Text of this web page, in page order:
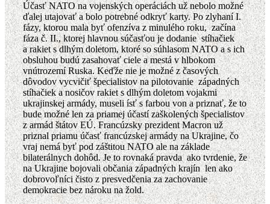
Účasť NATO na vojenských operáciách už nebolo možné
ďalej utajovať a bolo potrebné odkryť karty. Po zlyhaní I.
fázy, ktorou mala byť ofenzíva z minulého roku, začína
fáza č. II., ktorej hlavnou súčasťou je dodanie stíhačiek
a rakiet s dlhým doletom, ktoré so súhlasom NATO a s ich
obsluhou budú zasahovať ciele a mestá v hlbokom
vnútrozemí Ruska. Keďže nie je možné z časových
dôvodov vycvičiť špecialistov na pilotovanie západných
stíhačiek a nosičov rakiet s dlhým doletom vojakmi
ukrajinskej armády, museli ísť s farbou von a priznať, že to
bude možné len za priamej účastí zaškolených špecialistov
z armád štátov EÚ. Francúzsky prezident Macron už
priznal priamu účasť francúzskej armády na Ukrajine, čo
vraj nemá byť pod záštitou NATO ale na základe
bilaterálnych dohôd. Je to rovnaká pravda ako tvrdenie, že
na Ukrajine bojovali občania západných krajín len ako
dobrovoľníci čisto z presvedčenia za zachovanie
demokracie bez nároku na žold.